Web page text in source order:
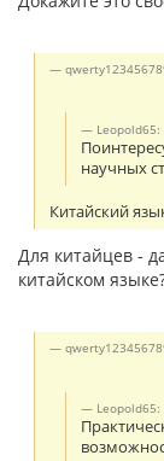
Leopold65:
научных
Китайский
Для китайцев -
китайском
Leopold65: